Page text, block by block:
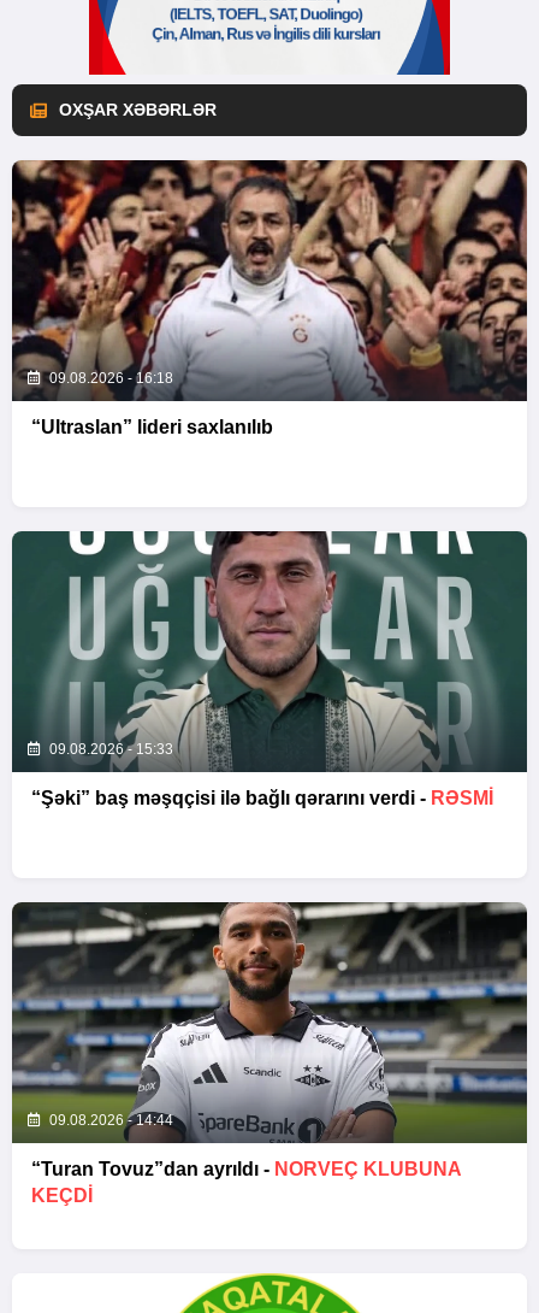
OXŞAR XƏBƏRLƏR
09.08.2026 - 16:18
“Ultraslan” lideri saxlanılıb
09.08.2026 - 15:33
“Şəki” baş məşqçisi ilə bağlı qərarını verdi - RƏSMİ
09.08.2026 - 14:44
“Turan Tovuz”dan ayrıldı - NORVEÇ KLUBUNA
KEÇDİ